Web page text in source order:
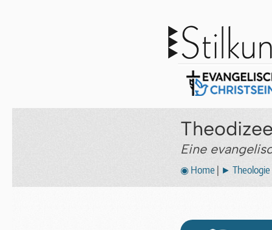
Eine
◉ Home ► Theologie